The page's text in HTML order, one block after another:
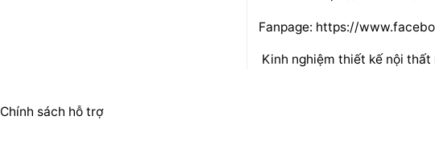
Fanpage: https://
Kinh nghiệm thiết kế nội
Chính sách hỗ trợ